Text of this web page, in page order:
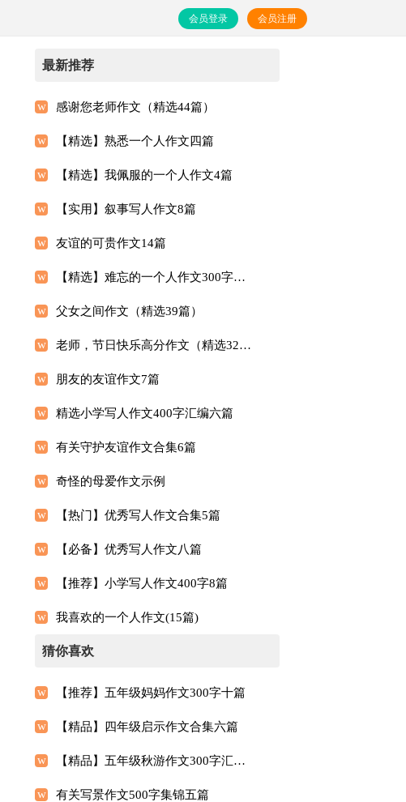
会员登录 会员注册
最新推荐
感谢您老师作文（精选44篇）
【精选】熟悉一个人作文四篇
【精选】我佩服的一个人作文4篇
【实用】叙事写人作文8篇
友谊的可贵作文14篇
【精选】难忘的一个人作文300字汇总7篇
父女之间作文（精选39篇）
老师，节日快乐高分作文（精选32篇）
朋友的友谊作文7篇
精选小学写人作文400字汇编六篇
有关守护友谊作文合集6篇
奇怪的母爱作文示例
【热门】优秀写人作文合集5篇
【必备】优秀写人作文八篇
【推荐】小学写人作文400字8篇
我喜欢的一个人作文(15篇)
猜你喜欢
【推荐】五年级妈妈作文300字十篇
【精品】四年级启示作文合集六篇
【精品】五年级秋游作文300字汇总5篇
有关写景作文500字集锦五篇